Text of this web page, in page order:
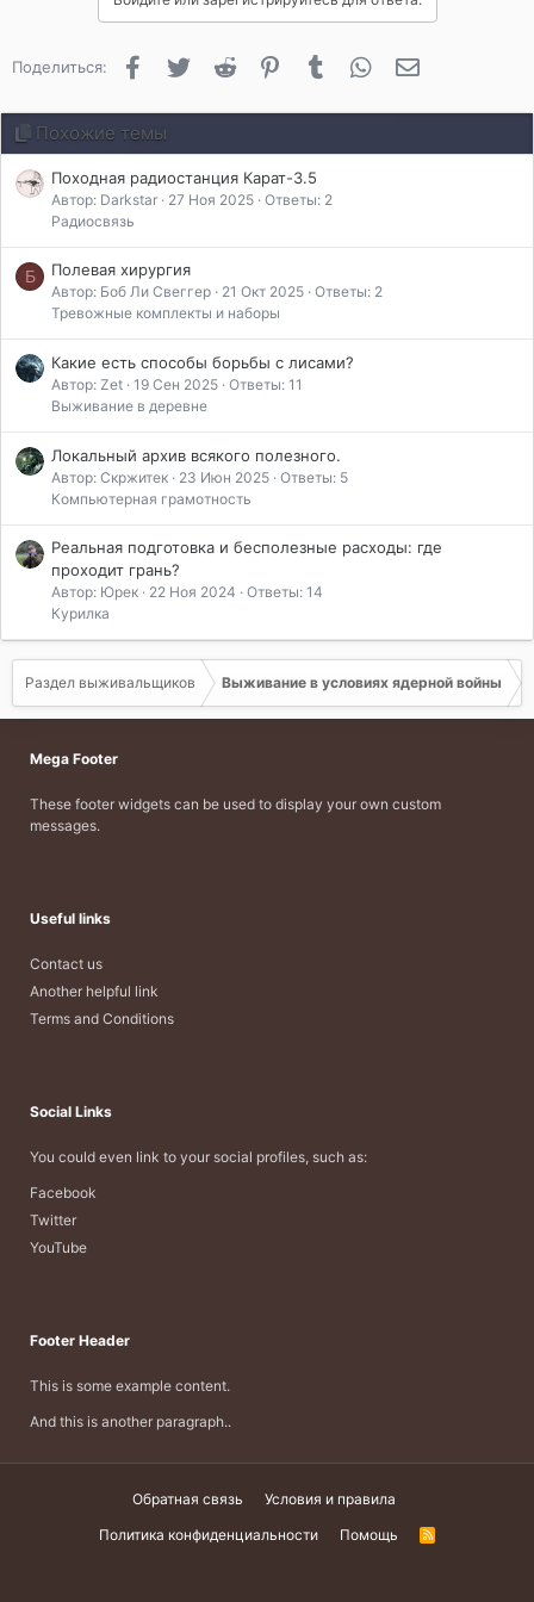
р
л
и
:
Поделиться: FacebookTwitter Reddit PinterestTumblr WhatsApp
Похожие темы
Походная радиостанция Карат-3.5
Автор: Darkstar 27 Ноя 2025 Ответы: 2
Радиосвязь
Б Полевая хирургия
Автор: Боб Ли Свеггер 21 Окт 2025 Ответы: 2
Тревожные комплекты и наборы
Какие есть способы борьбы с лисами?
Автор: Zet 19 Сен 2025 Ответы: 11
Выживание в деревне
Локальный архив всякого полезного.
Автор: Скржитек 23 Июн 2025 Ответы: 5
Компьютерная грамотность
Реальная подготовка и бесполезные расходы: где
проходит грань?
Автор: Юрек 22 Ноя 2024
Ответы: 14
Курилка
Раздел выживальщиков Выживание в условиях ядерной войны
Mega Footer
These footer widgets can be used to display your own custom
messages.
Useful links
Contact us
Another helpful link
Terms and Conditions
Social Links
You could even link to your social profiles, such as:
Facebook
Twitter
YouTube
Footer Header
This is some example content.
And this is another paragraph..
Обратная связь
Условия и правила
Политика конфиденциальности
Помощь
R